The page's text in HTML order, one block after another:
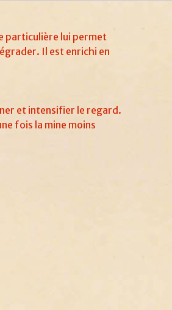
particulière lui permet
Il est enrichi en
et intensifier le regard.
fois la mine moins